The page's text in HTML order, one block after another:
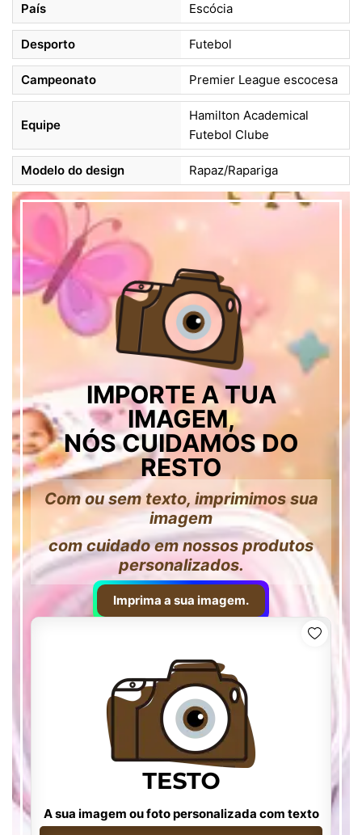
País Escócia
Desporto Futebol
Campeonato Premier League escocesa
Equipe
Hamilton Academical
Futebol Clube
Modelo do design Rapaz/Rapariga
IMPORTE A TUA
IMAGEM,
NÓS CUIDAMOS DO
RESTO
Com ou sem texto, imprimimos sua
imagem
com cuidado em nossos produtos
personalizados.
Imprima a sua imagem.
A sua imagem ou foto personalizada com texto